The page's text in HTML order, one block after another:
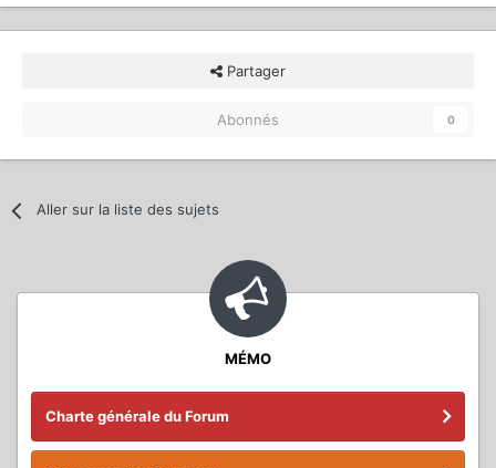
Partager
Abonnés 0
Aller sur la liste des sujets
MÉMO
Charte générale du Forum